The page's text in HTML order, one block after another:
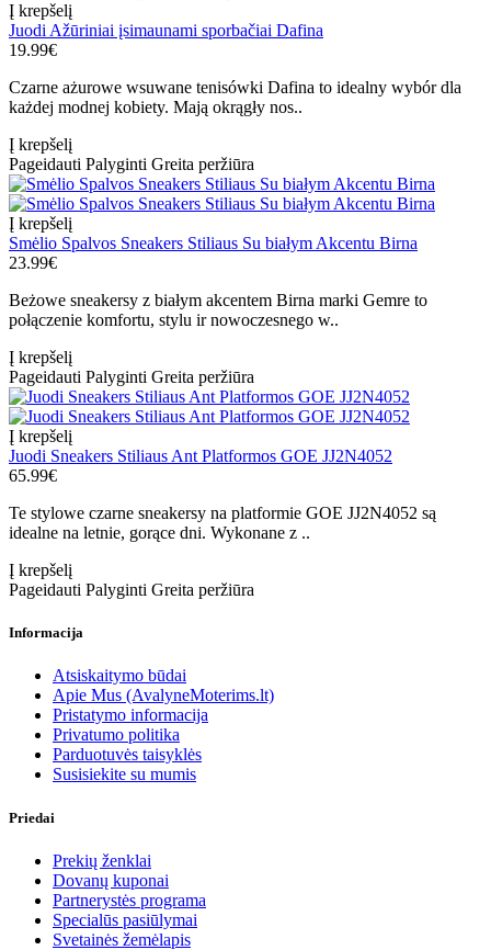
Į krepšelį
Juodi Ažūriniai įsimaunami sporbačiai Dafina
19.99€
Czarne ażurowe wsuwane tenisówki Dafina to idealny wybór dla
każdej modnej kobiety. Mają okrągły nos..
Į krepšelį
Pageidauti Palyginti Greita peržiūra
Į krepšelį
Smėlio Spalvos Sneakers Stiliaus Su białym Akcentu Birna
23.99€
Beżowe sneakersy z białym akcentem Birna marki Gemre to
połączenie komfortu, stylu ir nowoczesnego w..
Į krepšelį
Pageidauti Palyginti Greita peržiūra
Į krepšelį
Juodi Sneakers Stiliaus Ant Platformos GOE JJ2N4052
65.99€
Te stylowe czarne sneakersy na platformie GOE JJ2N4052 są
idealne na letnie, gorące dni. Wykonane z ..
Į krepšelį
Pageidauti Palyginti Greita peržiūra
Informacija
Atsiskaitymo būdai
Apie Mus (AvalyneMoterims.lt)
Pristatymo informacija
Privatumo politika
Parduotuvės taisyklės
Susisiekite su mumis
Priedai
Prekių ženklai
Dovanų kuponai
Partnerystės programa
Specialūs pasiūlymai
Svetainės žemėlapis